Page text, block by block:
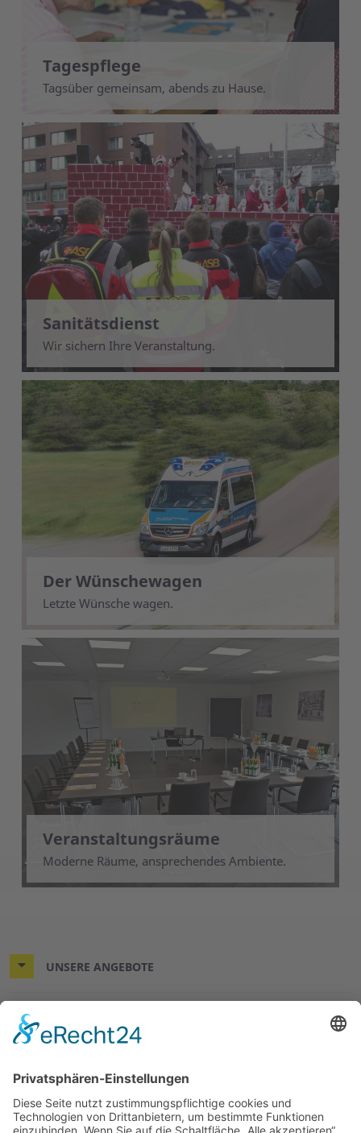
Tagespflege
Tagsüber gemeinsam, abends zu Hause.
Sanitätsdienst
Wir sichern Ihre Veranstaltung.
Der Wünschewagen
Letzte Wünsche wagen.
Veranstaltungsräume
Moderne Räume, ansprechendes Ambiente.
UNSERE ANGEBOTE
ÜBER UNS